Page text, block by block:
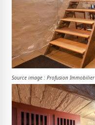
Source image : Profusion Immobilier